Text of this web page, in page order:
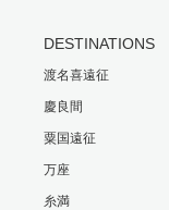
DESTINATIONS
渡名喜遠征
慶良間
粟国遠征
万座
糸満